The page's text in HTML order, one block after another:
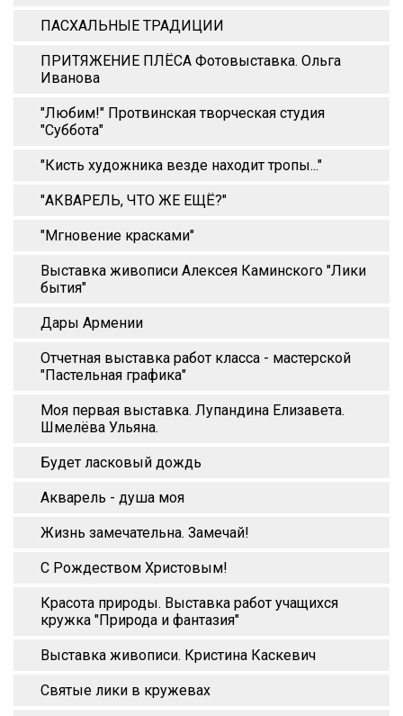
ПАСХАЛЬНЫЕ ТРАДИЦИИ
ПРИТЯЖЕНИЕ ПЛЁСА Фотовыставка. Ольга
Иванова
"Любим!" Протвинская творческая студия
"Суббота"
"Кисть художника везде находит тропы..."
"АКВАРЕЛЬ, ЧТО ЖЕ ЕЩЁ?"
"Мгновение красками"
Выставка живописи Алексея Каминского "Лики
бытия"
Дары Армении
Отчетная выставка работ класса - мастерской
"Пастельная графика"
Моя первая выставка. Лупандина Елизавета.
Шмелёва Ульяна.
Будет ласковый дождь
Акварель - душа моя
Жизнь замечательна. Замечай!
С Рождеством Христовым!
Красота природы. Выставка работ учащихся
кружка "Природа и фантазия"
Выставка живописи. Кристина Каскевич
Святые лики в кружевах